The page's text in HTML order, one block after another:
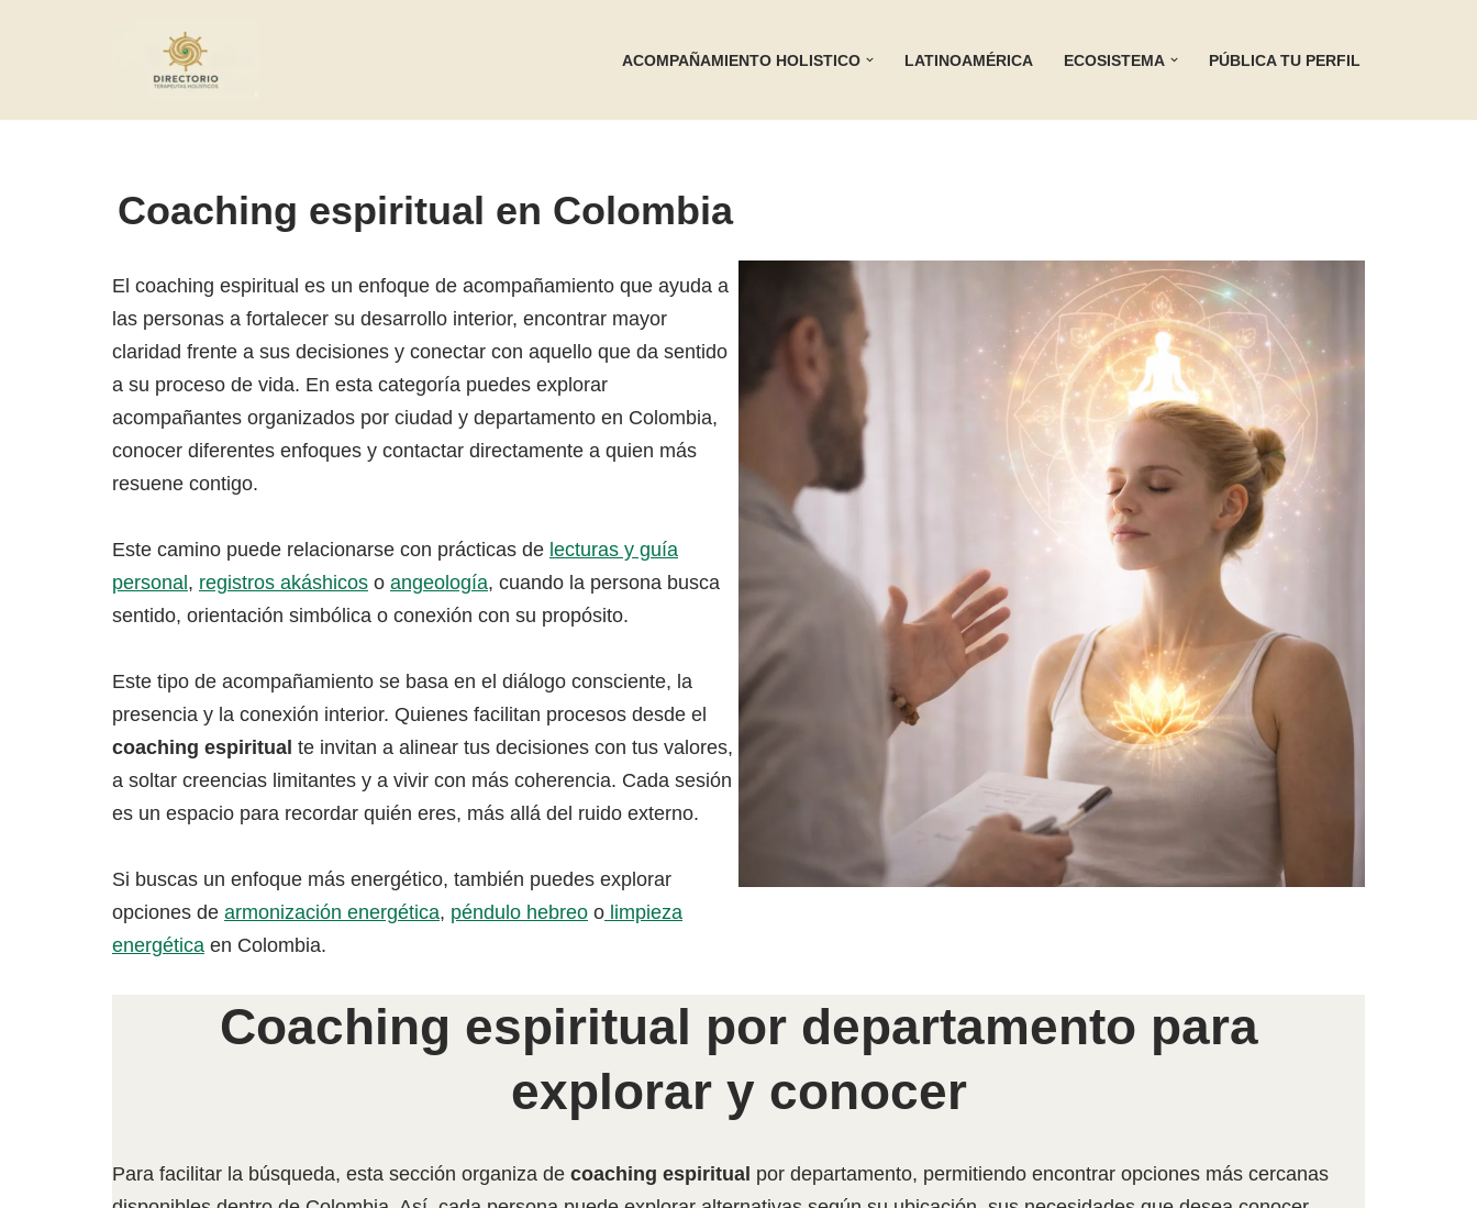
ACOMPAÑAMIENTO HOLISTICO LATINOAMÉRICA ECOSISTEMA PÚBLICA TU PERFIL
Coaching espiritual en Colombia
El coaching espiritual es un enfoque de acompañamiento que ayuda a
las personas a fortalecer su desarrollo interior, encontrar mayor
claridad frente a sus decisiones y conectar con aquello que da sentido
a su proceso de vida. En esta categoría puedes explorar
acompañantes organizados por ciudad y departamento en Colombia,
conocer diferentes enfoques y contactar directamente a quien más
resuene contigo.
Este camino puede relacionarse con prácticas de lecturas y guía
personal , registros akáshicos o angeología, cuando la persona busca
sentido, orientación simbólica o conexión con su propósito.
Este tipo de acompañamiento se basa en el diálogo consciente, la
presencia y la conexión interior. Quienes facilitan procesos desde el
coaching espiritual te invitan a alinear tus decisiones con tus valores,
a soltar creencias limitantes y a vivir con más coherencia. Cada sesión
es un espacio para recordar quién eres, más allá del ruido externo.
Si buscas un enfoque más energético, también puedes explorar
opciones de armonización energética, péndulo hebreo o limpieza
energética en Colombia.
Coaching espiritual por departamento para
explorar y conocer
Para facilitar la búsqueda, esta sección organiza de coaching espiritual por departamento, permitiendo encontrar opciones más cercanas